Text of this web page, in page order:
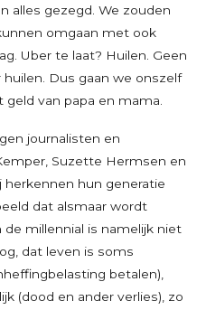
alles gezegd. We zouden
omgaan met ook
Uber te laat? Huilen. Geen
Dus gaan we onszelf
van papa en mama.
journalisten en
Suzette Hermsen en
herkennen hun generatie
dat alsmaar wordt
millennial is namelijk niet
dat leven is soms
betalen),
(dood en ander verlies), zo